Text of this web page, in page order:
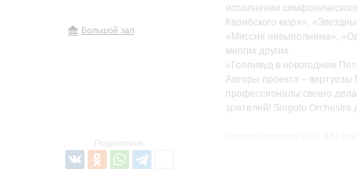
Большой зал
Поделиться:
исполнении
Карибского моря»,
«Миссия невыполнима»,
многих других.
«Голливуд в новогоднем
Авторы проекта – виртуозы
профессионалы своего
зрителей! Singolo Orchestra